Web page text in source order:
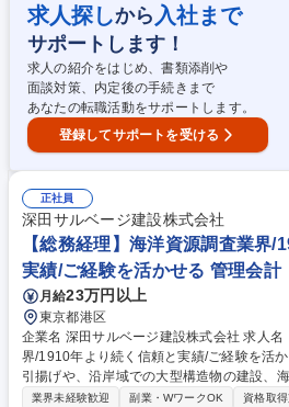
検・法定点検・契約に基づく業務計画の立
成・緊急時の対応及び一次的な修繕(建物の
ーや修繕業者等への発注・オーナー様への
紹介動画：https://youtu.be/6sSR7aCje_U■
https://www.youtube.com/watch?v=T5Xs84QEaJE 募集職種 [
備管理（第二種電気・ボイラー技士）◆安
求人探しから 入社まで
サポートします！
求人の紹介をはじめ、書類添削や
面談対策、内定後の手続きまで
あなたの転職活動をサポートします。
登録してサポートを受ける
正社員
深田サルベージ建設株式会社
【総務経理】海洋資源調査業界/
実績/ご経験を活かせる 管理会計
月給23万円以上
東京都港区
企業名 深田サルベージ建設株式会社 求人名 【総務経理】海洋資源調査業
界/1910年より続く信頼と実績/ご経験を活かせる◎ 仕事の内
引揚げや、沿岸域での大型構造物の建設、
会社の当社にて、【総務経理】をお任せします。 【具体的に
業界未経験歓迎 副業・WワークOK 資格取